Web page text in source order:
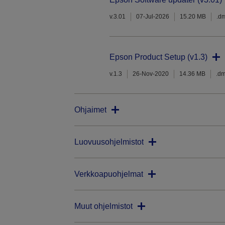
v.3.01 07-Jul-2026 15.20 MB
Epson Product Setup (v1.3)
v.1.3 26-Nov-2020 14.36 MB
Ohjaimet
Luovuusohjelmistot
Verkkoapuohjelmat
Muut ohjelmistot